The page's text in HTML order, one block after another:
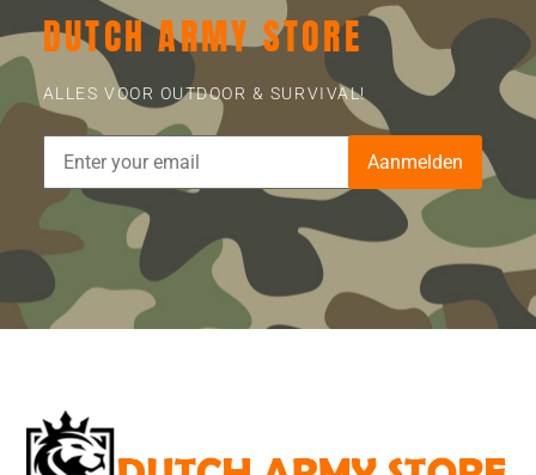
DUTCH ARMY STORE
ALLES VOOR OUTDOOR & SURVIVAL!
Aanmelden